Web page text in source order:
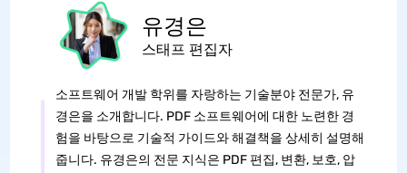
유경은
스태프 편집자
소프트웨어 개발 학위를 자랑하는 기술분야 전문가, 유
경은을 소개합니다. PDF 소프트웨어에 대한 노련한 경
험을 바탕으로 기술적 가이드와 해결책을 상세히 설명해
줍니다. 유경은의 전문 지식은 PDF 편집, 변환, 보호, 압